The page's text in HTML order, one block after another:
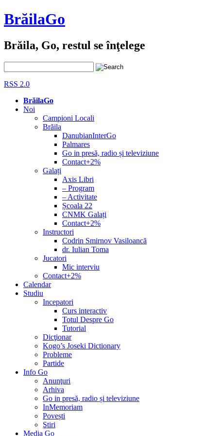
BrăilaGo
Brăila, Go, restul se înţelege
RSS 2.0
BrăilaGo
Noi
Campioni Locali
Brăila
DanubianInterGo
Palmares
Go in presă, radio și televiziune
Contact+2%
Galați
Axis Libri
– Program
– Activitate
Școala 22
CNMK Galați
Contact+2%
Instructori
Codrin Smirnov Vasiloancă
dr. Iulian Toma
Jucatori
Mic interviu
Contact+2%
Calendar
Studiu
Incepatori
Curs interactiv
Totul Despre Go
Tutorial
Dicţionar
Kogo’s Joseki Dictionary
Probleme
Partide
Info Go
Anunţuri
Arhiva
Go in presă, radio și televiziune
InMemoriam
Povești
Ştiri
Media Go